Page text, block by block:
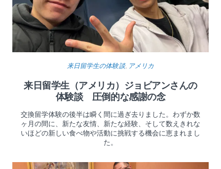
来日留学生の体験談, アメリカ
来日留学生（アメリカ）ジョビアンさんの
体験談 圧倒的な感謝の念
交換留学体験の後半は瞬く間に過ぎ去りました。わずか数
ヶ月の間に、新たな友情、新たな経験、そして数えきれな
いほどの新しい食べ物や活動に挑戦する機会に恵まれまし
た。